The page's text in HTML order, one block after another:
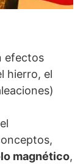
efectos
hierro, el
magnético,